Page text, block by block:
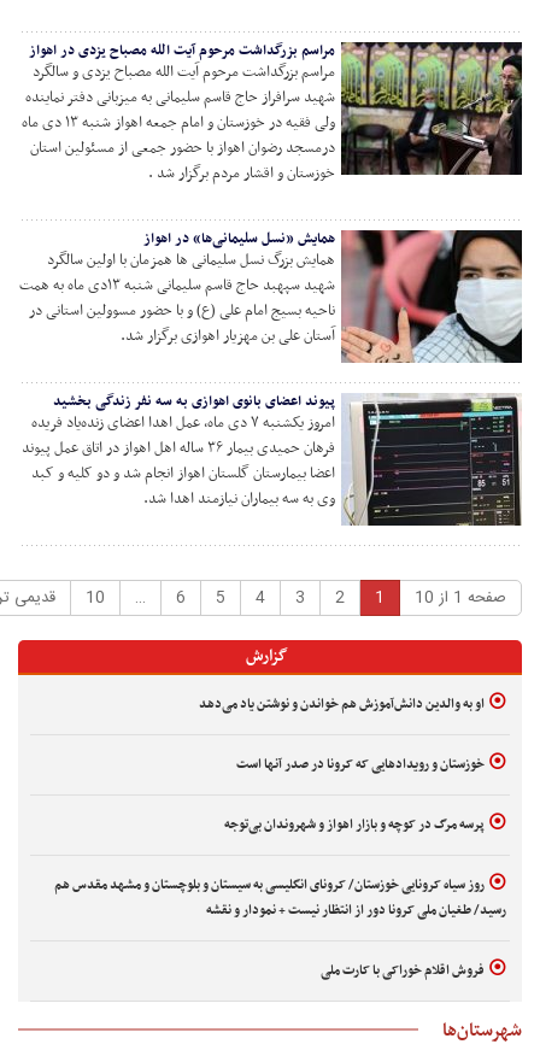
مراسم بزرگداشت مرحوم آیت الله مصباح یزدی در اهواز
مراسم بزرگداشت مرحوم آیت الله مصباح یزدی و سالگرد
شهید سرافراز حاج قاسم سلیمانی به میزبانی دفتر نماینده
ولی فقیه در خوزستان و امام جمعه اهواز شنبه ۱۳ دی ماه
درمسجد رضوان اهواز با حضور جمعی از مسئولین استان
خوزستان و اقشار مردم برگزار شد .
همایش «نسل سلیمانی‌ها» در اهواز
همایش بزرگ نسل سلیمانی ها همزمان با اولین سالگرد
شهید سپهبد حاج قاسم سلیمانی شنبه ۱۳دی ماه به همت
ناحیه بسیج امام علی (ع) و با حضور مسوولین استانی در
آستان علی بن مهزیار اهوازی برگزار شد.
پیوند اعضای بانوی اهوازی به سه نفر زندگی بخشید
امروز یکشنبه ۷ دی ماه، عمل اهدا اعضای زنده‌یاد فریده
فرهان حمیدی بیمار ۳۶ ساله اهل اهواز در اتاق عمل پیوند
اعضا بیمارستان گلستان اهواز انجام شد و دو کلیه و کبد
وی به سه بیماران نیازمند اهدا شد.
1 از 10 1
2
3
4
5
6
…
10 قدیمی تر ها
گزارش
او به والدین دانش‌آموزش هم خواندن و نوشتن یاد می‌دهد
خوزستان و رویدادهایی که کرونا در صدر آنها است
پرسه مرگ در کوچه و بازار اهواز و شهروندان بی‌توجه
روز سیاه کرونایی خوزستان/ کرونای انگلیسی به سیستان و بلوچستان و مشهد مقدس هم
طغیان ملی کرونا دور از انتظار نیست + نمودار و نقشه
فروش اقلام خوراکی با کارت ملی